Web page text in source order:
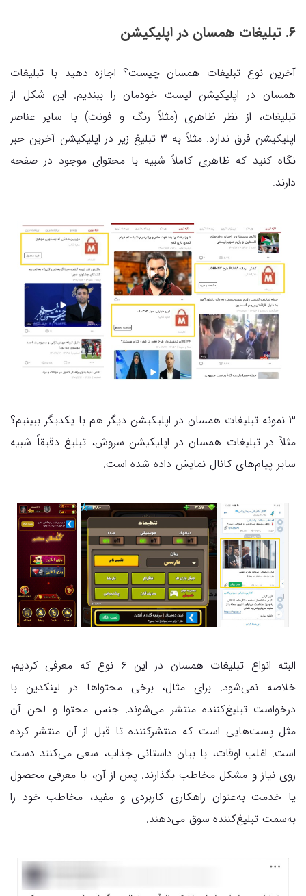
۶. تبلیغات همسان در اپلیکیشن
آخرین نوع تبلیغات همسان چیست؟ اجازه دهید با تبلیغات
همسان در اپلیکیشن لیست خودمان را ببندیم. این شکل از
تبلیغات، از نظر ظاهری (مثلاً رنگ و فونت) با سایر عناصر
اپلیکیشن فرق ندارد. مثلاً به ۳ تبلیغ زیر در اپلیکیشن آخرین خبر
نگاه کنید که ظاهری کاملاً شبیه با محتوای موجود در صفحه
دارند.
۳ نمونه تبلیغات همسان در اپلیکیشن دیگر هم با یکدیگر ببینیم؟
مثلاً در تبلیغات همسان در اپلیکیشن سروش، تبلیغ دقیقاً شبیه
سایر پیام‌های کانال نمایش داده شده است.
البته انواع تبلیغات همسان در این ۶ نوع که معرفی کردیم،
خلاصه نمی‌شود. برای مثال، برخی محتواها در لینکدین با
درخواست تبلیغ‌کننده منتشر می‌شوند. جنس محتوا و لحن آن
مثل پست‌هایی است که منتشرکننده تا قبل از آن منتشر کرده
است. اغلب اوقات، با بیان داستانی جذاب، سعی می‌کنند دست
روی نیاز و مشکل مخاطب بگذارند. پس از آن، با معرفی محصول
یا خدمت به‌عنوان راهکاری کاربردی و مفید، مخاطب خود را
به‌سمت تبلیغ‌کننده سوق می‌دهند.